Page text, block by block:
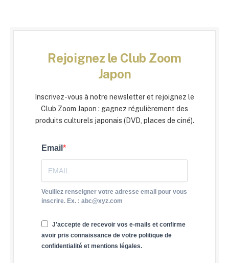
Rejoignez le Club Zoom
Japon
Inscrivez-vous à notre newsletter et rejoignez le
Club Zoom Japon : gagnez régulièrement des
produits culturels japonais (DVD, places de ciné).
Email
Veuillez renseigner votre adresse email pour vous
inscrire. Ex. : abc@xyz.com
J'accepte de recevoir vos e-mails et confirme
avoir pris connaissance de votre politique de
confidentialité et mentions légales.